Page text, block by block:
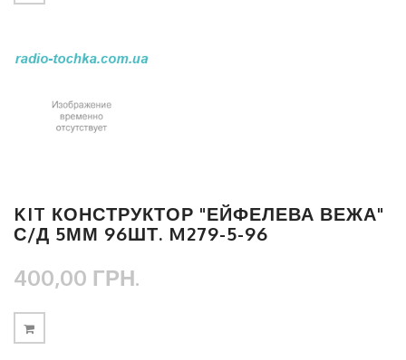
KIT КОНСТРУКТОР "ЕЙФЕЛЕВА ВЕЖА"
С/Д 5ММ 96ШТ. M279-5-96
400,00 ГРН.